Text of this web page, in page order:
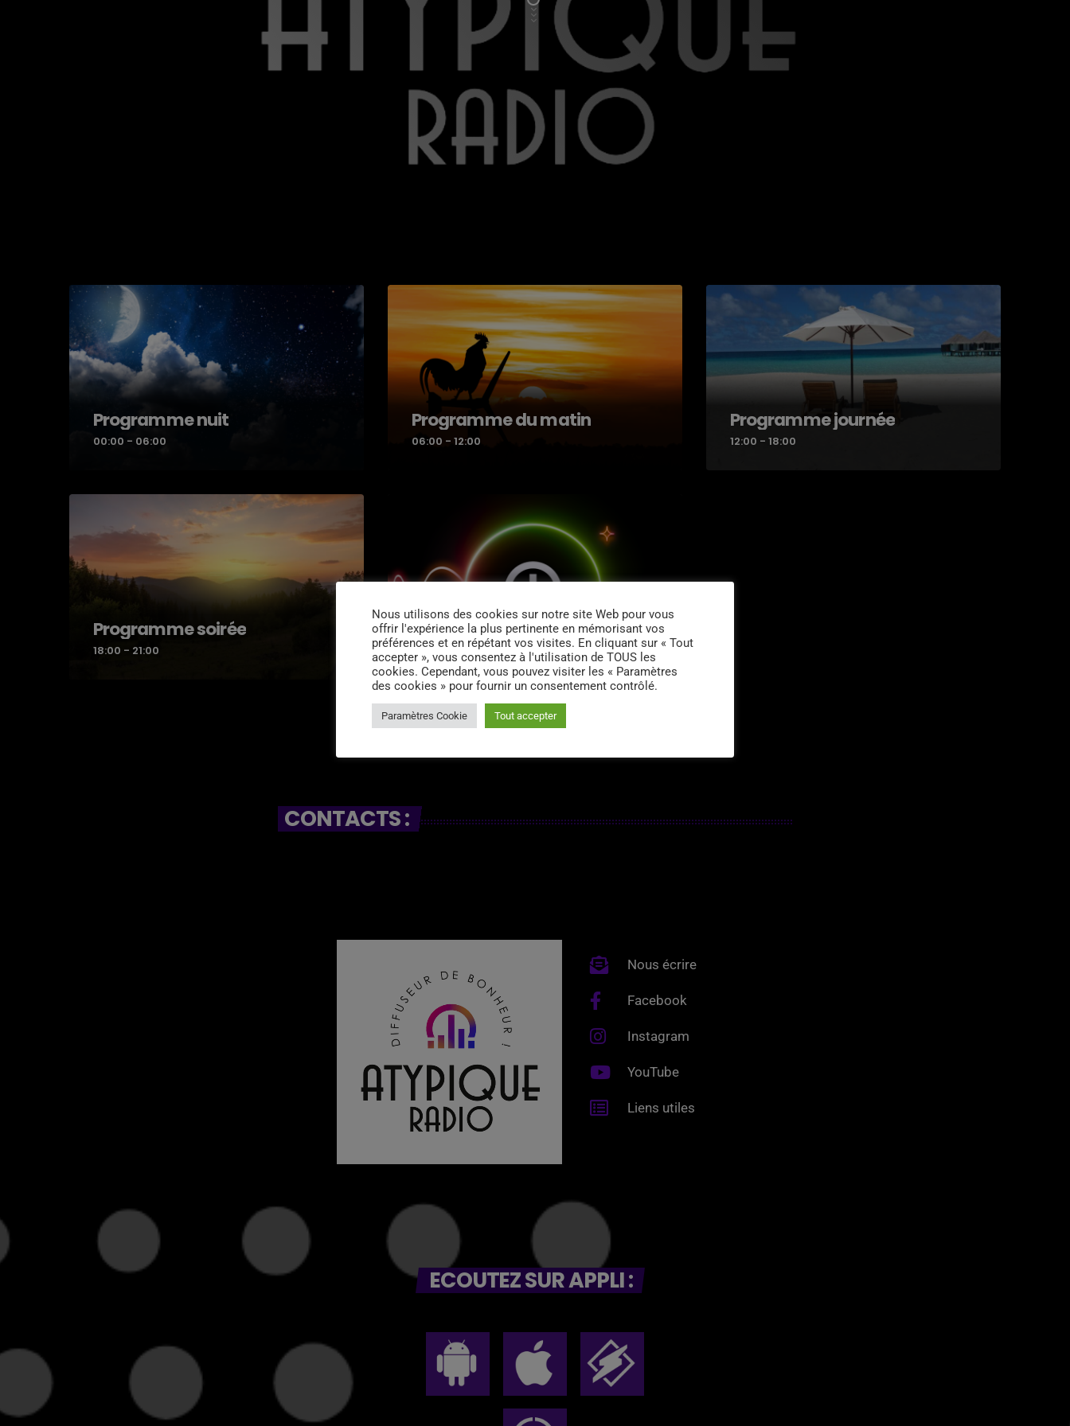
Programme nuit
00:00 - 06:00
Programme du matin
06:00 - 12:00
Programme journée
12:00 - 18:00
Programme soirée
18:00 - 21:00
Horizon Nocturne
21:00 - 00:00
CONTACTS :
Nous écrire
Facebook
Instagram
YouTube
Liens utiles
ECOUTEZ SUR APPLI :
Nous utilisons des cookies sur notre site Web pour vous
offrir l'expérience la plus pertinente en mémorisant vos
préférences et en répétant vos visites. En cliquant sur « Tout
accepter », vous consentez à l'utilisation de TOUS les
cookies. Cependant, vous pouvez visiter les « Paramètres
des cookies » pour fournir un consentement contrôlé.
Paramètres Cookie Tout accepter